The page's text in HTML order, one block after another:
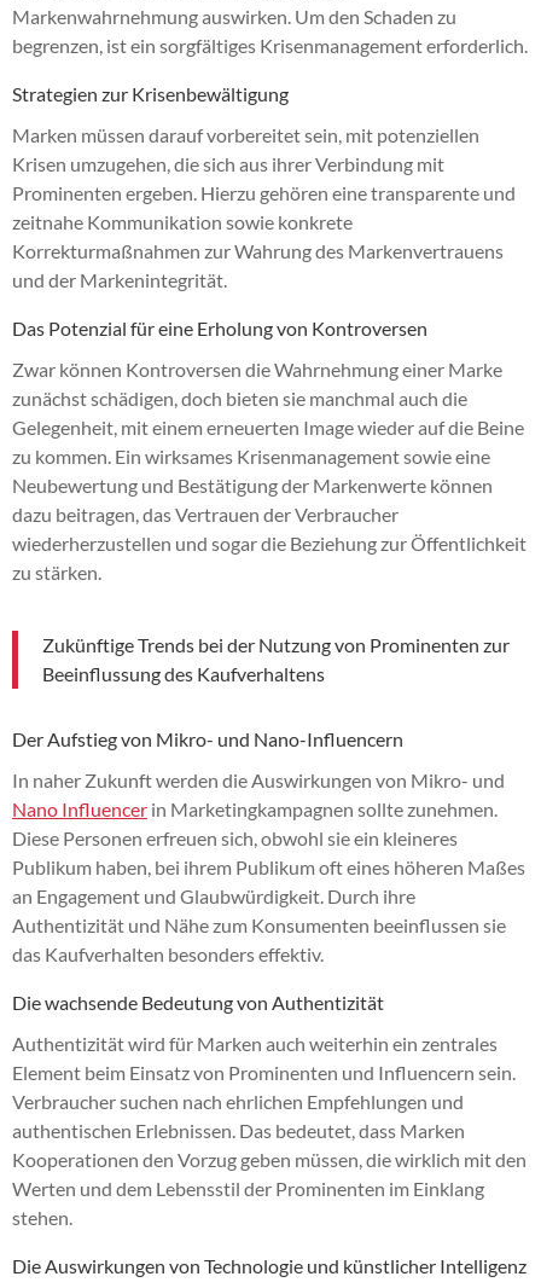
Markenwahrnehmung auswirken. Um den Schaden zu
begrenzen, ist ein sorgfältiges Krisenmanagement erforderlich.
Strategien zur Krisenbewältigung
Marken müssen darauf vorbereitet sein, mit potenziellen
Krisen umzugehen, die sich aus ihrer Verbindung mit
Prominenten ergeben. Hierzu gehören eine transparente und
zeitnahe Kommunikation sowie konkrete
Korrekturmaßnahmen zur Wahrung des Markenvertrauens
und der Markenintegrität.
Das Potenzial für eine Erholung von Kontroversen
Zwar können Kontroversen die Wahrnehmung einer Marke
zunächst schädigen, doch bieten sie manchmal auch die
Gelegenheit, mit einem erneuerten Image wieder auf die Beine
zu kommen. Ein wirksames Krisenmanagement sowie eine
Neubewertung und Bestätigung der Markenwerte können
dazu beitragen, das Vertrauen der Verbraucher
wiederherzustellen und sogar die Beziehung zur Öffentlichkeit
zu stärken.
Zukünftige Trends bei der Nutzung von Prominenten zur
Beeinflussung des Kaufverhaltens
Der Aufstieg von Mikro- und Nano-Influencern
In naher Zukunft werden die Auswirkungen von Mikro- und
Nano Influencer in Marketingkampagnen sollte zunehmen.
Diese Personen erfreuen sich, obwohl sie ein kleineres
Publikum haben, bei ihrem Publikum oft eines höheren Maßes
an Engagement und Glaubwürdigkeit. Durch ihre
Authentizität und Nähe zum Konsumenten beeinflussen sie
das Kaufverhalten besonders effektiv.
Die wachsende Bedeutung von Authentizität
Authentizität wird für Marken auch weiterhin ein zentrales
Element beim Einsatz von Prominenten und Influencern sein.
Verbraucher suchen nach ehrlichen Empfehlungen und
authentischen Erlebnissen. Das bedeutet, dass Marken
Kooperationen den Vorzug geben müssen, die wirklich mit den
Werten und dem Lebensstil der Prominenten im Einklang
stehen.
Die Auswirkungen von Technologie und künstlicher Intelligenz